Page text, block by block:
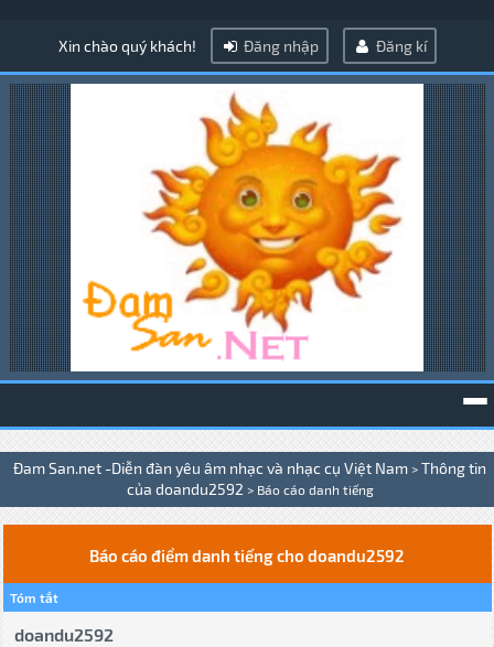
Xin chào quý khách! Đăng nhập Đăng kí
Đam San.net -Diễn đàn yêu âm nhạc và nhạc cụ Việt Nam > Thông tin
của doandu2592 > Báo cáo danh tiếng
Báo cáo điểm danh tiếng cho doandu2592
Tóm tắt
doandu2592